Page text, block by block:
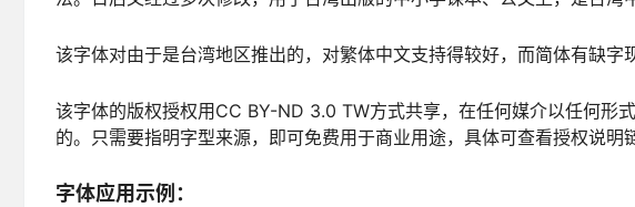
该字体对由于是台湾地区推出的，对繁体中文支持得较好，而简体有缺字
该字体的版权授权用CC BY-ND 3.0 TW方式共享，在任何媒介以任何形
的。只需要指明字型来源，即可免费用于商业用途，具体可查看授权说明
字体应用示例：